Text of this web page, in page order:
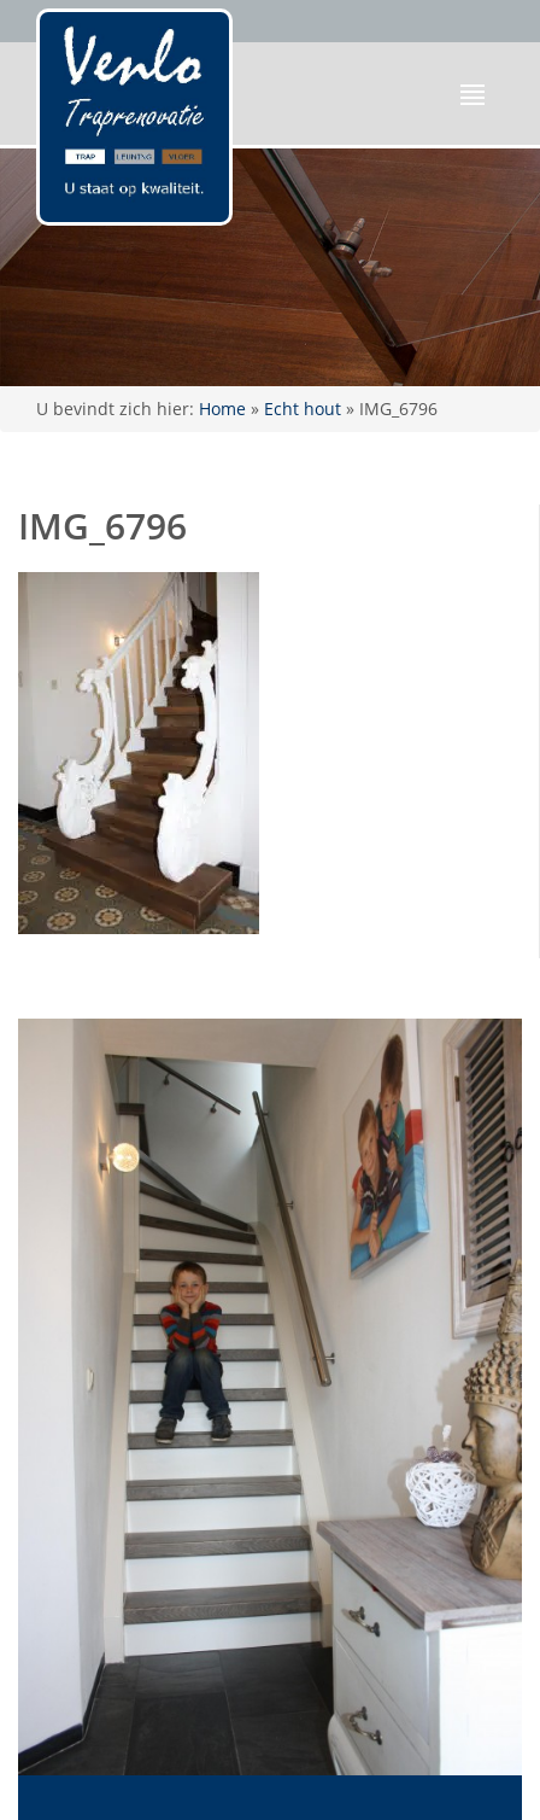
U bevindt zich hier: Home » Echt hout » IMG_6796
IMG_6796